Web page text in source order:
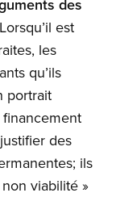
des
Lorsqu’il est
les
qu’ils
portrait
des
ils
viabilité »